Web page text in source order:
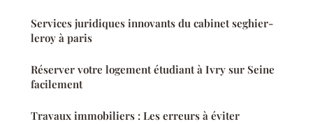
Services juridiques innovants du cabinet seghier-
leroy à paris
Réserver votre logement étudiant à Ivry sur Seine
facilement
Travaux immobiliers : Les erreurs à éviter